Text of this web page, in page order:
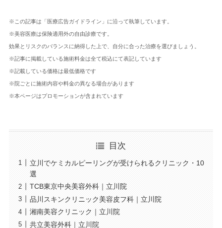
※この記事は「医療広告ガイドライン」に沿って執筆しています。
※美容医療は保険適用外の自由診療です。
効果とリスクのバランスに納得した上で、自分に合った治療を選びましょう。
※記事に掲載している施術料金は全て税込にて表記しています
※記載している価格は最低価格です
※院ごとに施術内容や料金の異なる場合があります
※本ページはプロモーションが含まれています
目次
立川でケミカルピーリングが受けられるクリニック・10
選
TCB東京中央美容外科｜立川院
品川スキンクリニック美容皮フ科｜立川院
湘南美容クリニック｜立川院
共立美容外科｜立川院